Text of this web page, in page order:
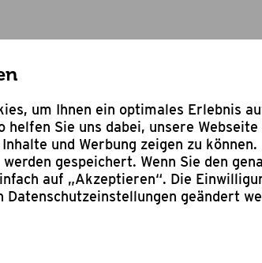
Hähnchenbräter Maxi
um Ihnen ein optimales Erlebnis
helfen Sie uns dabei, unsere
und Werbung zeigen zu
gespeichert. Wenn Sie den
auf „Akzeptieren“. Die
geändert